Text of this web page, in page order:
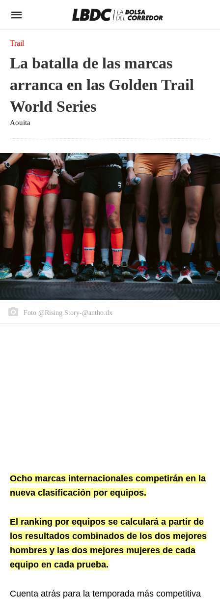
Trail
La batalla de las marcas
arranca en las Golden Trail
World Series
Aouita
Foto @Rising.Story-@antho.dx
Ocho marcas internacionales competirán en la
nueva clasificación por equipos.
El ranking por equipos se calculará a partir de
los resultados combinados de los dos mejores
hombres y las dos mejores mujeres de cada
equipo en cada prueba.
Cuenta atrás para la temporada más competitiva